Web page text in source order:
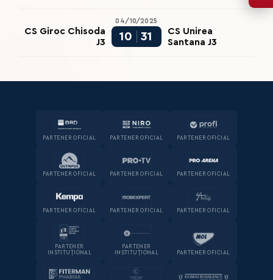
04/10/2025
CS Giroc Chisoda
J3
10 31
CS Unirea
Santana J3
PARTENER OFICIAL PARTENER OFICIAL PARTENER OFICIAL
PARTENER OFICIAL PARTENER OFICIAL PARTENER OFICIAL
PARTENER OFICIAL PARTENER OFICIAL PARTENER OFICIAL
PARTENER
INSTITUȚIONAL
PARTENER
INSTITUȚIONAL
PARTENER OFICIAL